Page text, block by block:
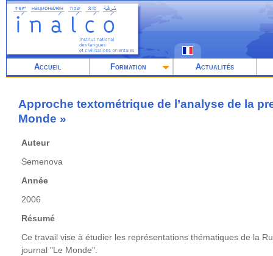
Aller
contenu
Accueil Formation Actualités
Approche textométrique de l’analyse de la
Monde »
Auteur
Semenova
Année
2006
Résumé
Ce travail vise à étudier les représentations thématiques de la
journal "Le Monde".